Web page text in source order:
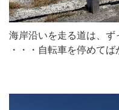
海岸沿いを走る道は、ず
・・・自転車を停めて